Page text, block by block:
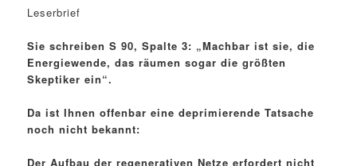
Leserbrief
Sie schreiben S 90, Spalte 3: „Machbar ist sie, die
Energiewende, das räumen sogar die größten
Skeptiker ein“.
Da ist Ihnen offenbar eine deprimierende Tatsache
noch nicht bekannt:
Der Aufbau der regenerativen Netze erfordert nicht